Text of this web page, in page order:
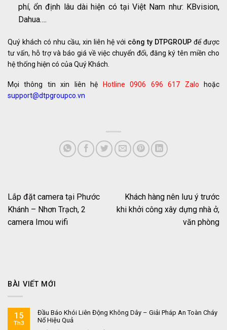
phí, ổn định lâu dài hiện có tại Việt Nam như: KBvision,
Dahua….
Quý khách có nhu cầu, xin liên hệ với công ty DTPGROUP để được
tư vấn, hỗ trợ và báo giá về việc chuyển đổi, đăng ký tên miền cho
hệ thống hiện có của Quý Khách.
Mọi thông tin xin liên hệ Hotline 0906 696 617 Zalo hoặc
support@dtpgroupco.vn
Lắp đặt camera tại Phước
Khánh – Nhơn Trạch, 2
camera Imou wifi
Khách hàng nên lưu ý trước
khi khởi công xây dựng nhà ở,
văn phòng
BÀI VIẾT MỚI
15
Th3
Đầu Báo Khói Liên Động Không Dây – Giải Pháp An Toàn Cháy
Nổ Hiệu Quả